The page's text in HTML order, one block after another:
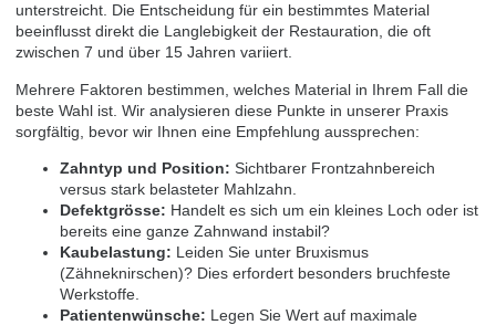
unterstreicht. Die Entscheidung für ein bestimmtes Material
beeinflusst direkt die Langlebigkeit der Restauration, die oft
zwischen 7 und über 15 Jahren variiert.
Mehrere Faktoren bestimmen, welches Material in Ihrem Fall die
beste Wahl ist. Wir analysieren diese Punkte in unserer Praxis
sorgfältig, bevor wir Ihnen eine Empfehlung aussprechen:
Zahntyp und Position: Sichtbarer Frontzahnbereich
versus stark belasteter Mahlzahn.
Defektgrösse: Handelt es sich um ein kleines Loch oder ist
bereits eine ganze Zahnwand instabil?
Kaubelastung: Leiden Sie unter Bruxismus
(Zähneknirschen)? Dies erfordert besonders bruchfeste
Werkstoffe.
Patientenwünsche: Legen Sie Wert auf maximale